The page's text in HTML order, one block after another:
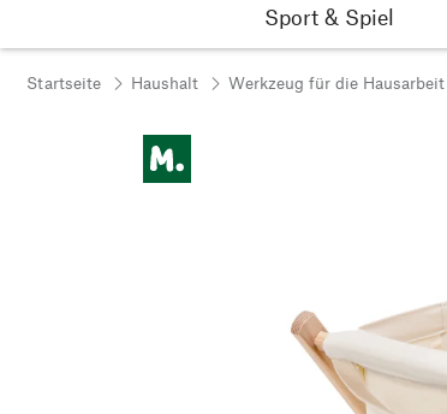
Sport & Spiel
Startseite Haushalt Werkzeug für die Hausarbeit